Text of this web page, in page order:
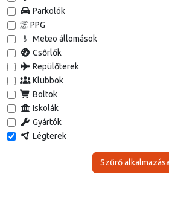
Parkolók
PPG
Meteo állomások
Csőrlők
Repülőterek
Klubbok
Boltok
Iskolák
Gyártók
Légterek
Szűrő alkalmazása